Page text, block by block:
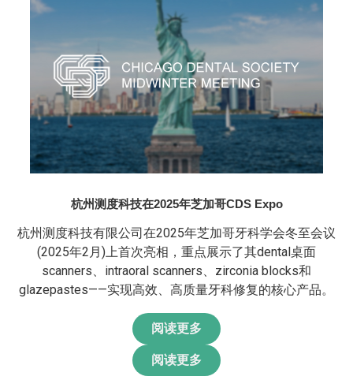
杭州测度科技在2025年芝加哥CDS Expo‌
杭州测度科技有限公司在2025年芝加哥牙科学会冬至会议
(2025年2月)上首次亮相，重点展示了其‌dental桌面
scanners‌、‌intraoral scanners‌、‌zirconia blocks‌和‌
glazepastes‌——实现高效、高质量牙科修复的核心产品。
阅读更多
阅读更多